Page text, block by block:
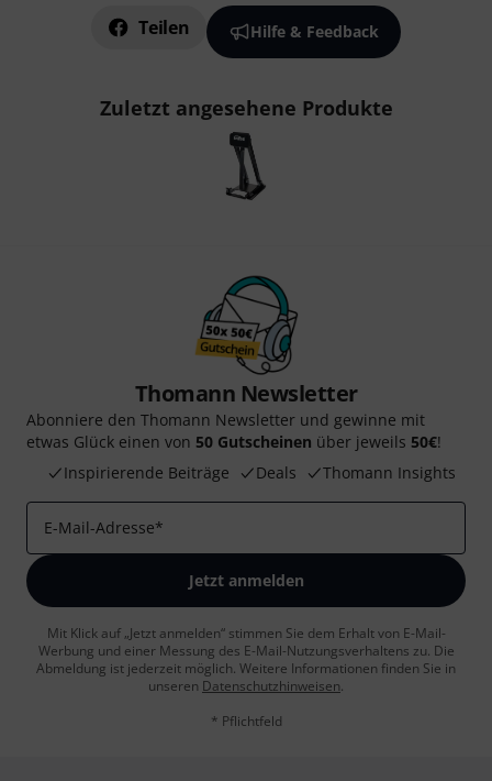
Teilen Hilfe & Feedback
Zuletzt angesehene Produkte
Thomann Newsletter
Abonniere den Thomann Newsletter und gewinne mit
etwas Glück einen von 50 Gutscheinen über jeweils 50€!
Inspirierende Beiträge
Deals Thomann Insights
E-Mail-Adresse*
Jetzt anmelden
Mit Klick auf „Jetzt anmelden“ stimmen Sie dem Erhalt von E-Mail-
Werbung und einer Messung des E-Mail-Nutzungsverhaltens zu. Die
Abmeldung ist jederzeit möglich. Weitere Informationen finden Sie in
unseren Datenschutzhinweisen.
* Pflichtfeld